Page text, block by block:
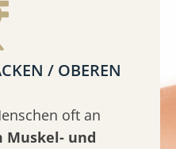
/ OBEREN
oft an
Muskel- und